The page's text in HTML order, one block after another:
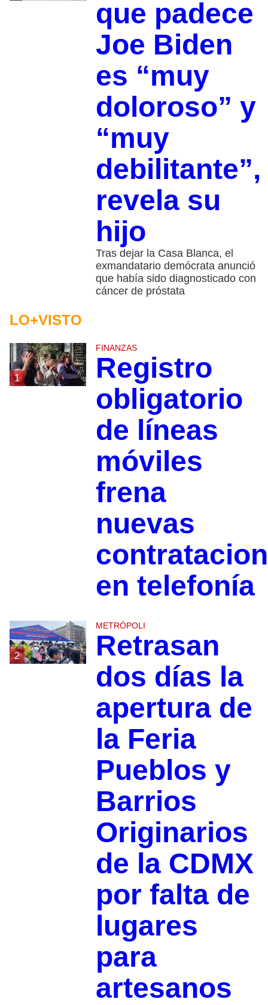
que padece
Joe Biden
es “muy
doloroso” y
“muy
debilitante”,
revela su
hijo
Tras dejar la Casa Blanca, el
exmandatario demócrata anunció
que había sido diagnosticado con
cáncer de próstata
LO+VISTO
1
FINANZAS
Registro
obligatorio
de líneas
móviles
frena
nuevas
en telefonía
2
METRÓPOLI
Retrasan
dos días la
apertura de
la Feria
Pueblos y
Barrios
Originarios
de la CDMX
por falta de
lugares
para
artesanos